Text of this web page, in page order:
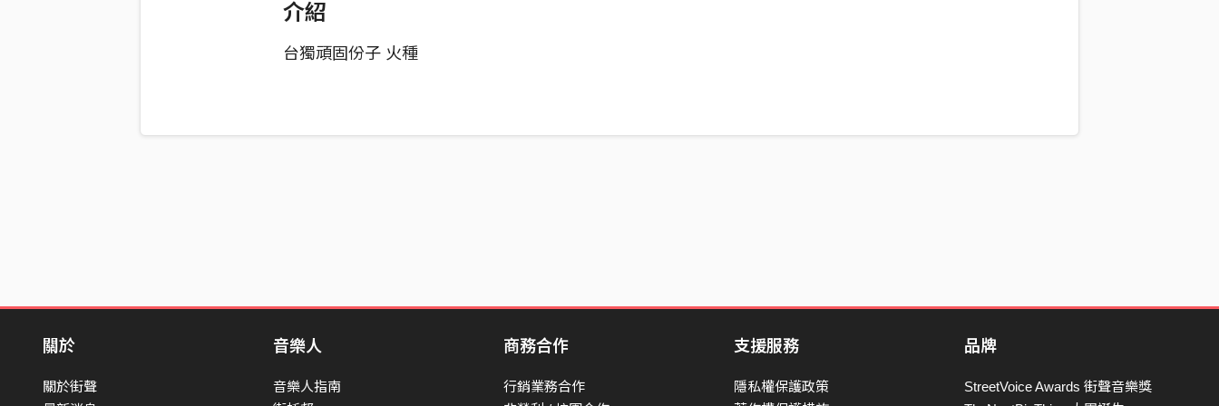
介紹
台獨頑固份子 火種
關於
關於街聲
音樂人
音樂人指南
商務合作
行銷業務合作
支援服務
隱私權保護政策
品牌
StreetVoice Awards 街聲音樂獎